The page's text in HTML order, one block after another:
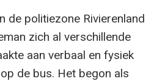
de politiezone Rivierenland
zich al verschillende
aan verbaal en fysiek
de bus. Het begon als